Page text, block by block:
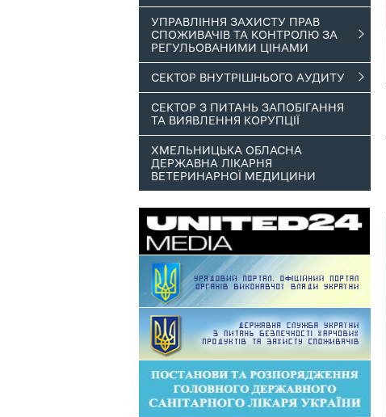
УПРАВЛІННЯ ЗАХИСТУ ПРАВ
СПОЖИВАЧІВ ТА КОНТРОЛЮ ЗА
РЕГУЛЬОВАНИМИ ЦІНАМИ
СЕКТОР ВНУТРІШНЬОГО АУДИТУ
СЕКТОР З ПИТАНЬ ЗАПОБІГАННЯ
ТА ВИЯВЛЕННЯ КОРУПЦІЇ
ХМЕЛЬНИЦЬКА ОБЛАСНА
ДЕРЖАВНА ЛІКАРНЯ
ВЕТЕРИНАРНОЇ МЕДИЦИНИ